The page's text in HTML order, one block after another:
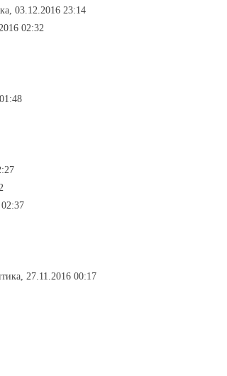
03.12.2016 23:14
02:32
27.11.2016 00:17